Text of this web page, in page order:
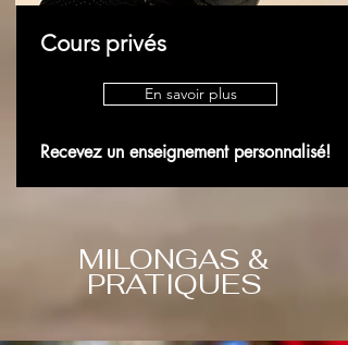
Cours privés
En savoir plus
Recevez un enseignement personnalisé!
MILONGAS &
PRATIQUES